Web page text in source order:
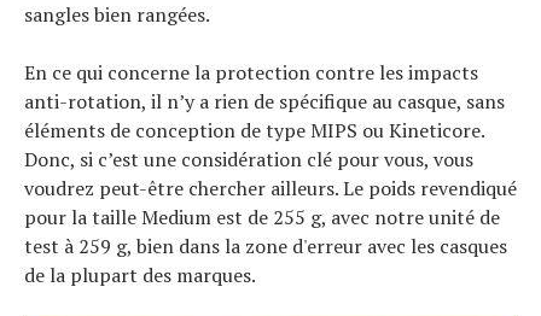
sangles bien rangées.
En ce qui concerne la protection contre les impacts
anti-rotation, il n’y a rien de spécifique au casque, sans
éléments de conception de type MIPS ou Kineticore.
Donc, si c’est une considération clé pour vous, vous
voudrez peut-être chercher ailleurs. Le poids revendiqué
pour la taille Medium est de 255 g, avec notre unité de
test à 259 g, bien dans la zone d'erreur avec les casques
de la plupart des marques.
Tous nos articles